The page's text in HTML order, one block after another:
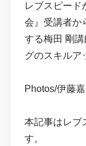
レブスピード
会』受講者か
する梅田 剛
グのスキルア
Photos/伊藤
本記事はレブ
す。